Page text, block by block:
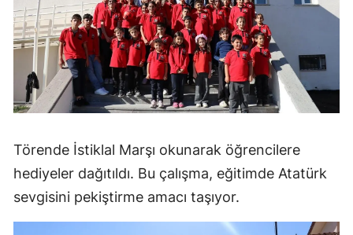
Törende İstiklal Marşı okunarak öğrencilere
hediyeler dağıtıldı. Bu çalışma, eğitimde Atatürk
sevgisini pekiştirme amacı taşıyor.